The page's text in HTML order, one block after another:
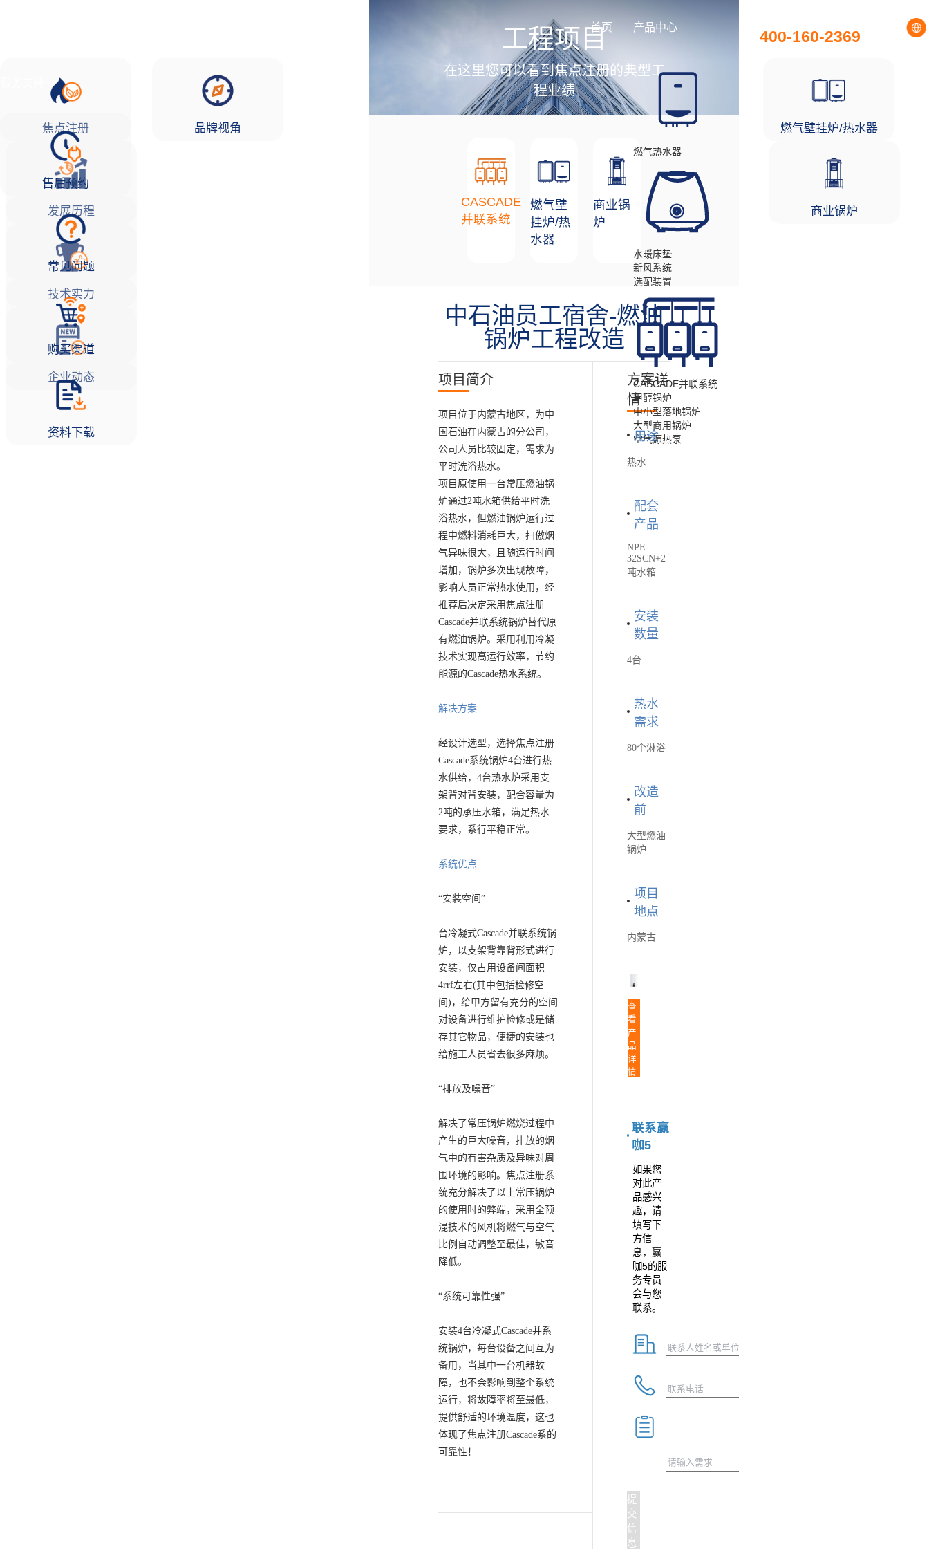
首页 产品中心
燃气热水器
水暖床垫
新风系统
选配装置
CASCADE并联系统
甲醇锅炉
中小型落地锅炉
大型商用锅炉
空气源热泵
燃气壁挂炉/热水器
商业锅炉
售后预约
常见问题
购买渠道
资料下载
焦点注册
发展历程
技术实力
企业动态
品牌视角
400-160-2369
工程项目
在这里您可以看到焦点注册的典型工
程业绩
CASCADE
并联系统
燃气壁
挂炉/热
水器
商业锅
炉
中石油员工宿舍-燃油
锅炉工程改造
项目简介
项目位于内蒙古地区，为中
国石油在内蒙古的分公司，
公司人员比较固定，需求为
平时洗浴热水。
项目原使用一台常压燃油锅
炉通过2吨水箱供给平时洗
浴热水，但燃油锅炉运行过
程中燃料消耗巨大，扫傲烟
气异味很大，且随运行时间
增加，锅炉多次出现故障，
影响人员正常热水使用，经
推荐后决定采用焦点注册
Cascade并联系统锅炉替代原
有燃油锅炉。采用利用冷凝
技术实现高运行效率，节约
能源的Cascade热水系统。
解决方案
经设计选型，选择焦点注册
Cascade系统锅炉4台进行热
水供给，4台热水炉采用支
架背对背安装，配合容量为
2吨的承压水箱，满足热水
要求，系行平稳正常。
系统优点
“安装空间”
台冷凝式Cascade并联系统锅
炉，以支架背靠背形式进行
安装，仅占用设备间面积
4rrf左右(其中包括检修空
间)，给甲方留有充分的空间
对设备进行维护检修或是储
存其它物品，便捷的安装也
给施工人员省去很多麻烦。
“排放及噪音”
解决了常压锅炉燃烧过程中
产生的巨大噪音，排放的烟
气中的有害杂质及异味对周
围环境的影响。焦点注册系
统充分解决了以上常压锅炉
的使用时的弊端，采用全预
混技术的风机将燃气与空气
比例自动调整至最佳，敏音
降低。
“系统可靠性强”
安装4台冷凝式Cascade并系
统锅炉，每台设备之间互为
备用，当其中一台机器故
障，也不会影响到整个系统
运行，将故障率将至最低，
提供舒适的环境温度，这也
体现了焦点注册Cascade系的
可靠性！
方案详
情
用途
热水
配套
产品
NPE-
32SCN+2
吨水箱
安装
数量
4台
热水
需求
80个淋浴
改造
前
大型燃油
锅炉
项目
地点
内蒙古
查
看
产
品
详
情
联系赢
咖5
如果您
对此产
品感兴
趣，请
填写下
方信
息，赢
咖5的服
务专员
会与您
联系。
提
交
信
息